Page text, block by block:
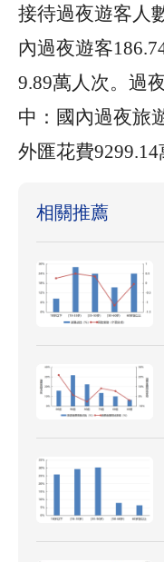
接待過夜遊客人
內過夜遊客
9.89萬人次。過
中：國內過夜旅
外匯花費9299.14
相關推薦